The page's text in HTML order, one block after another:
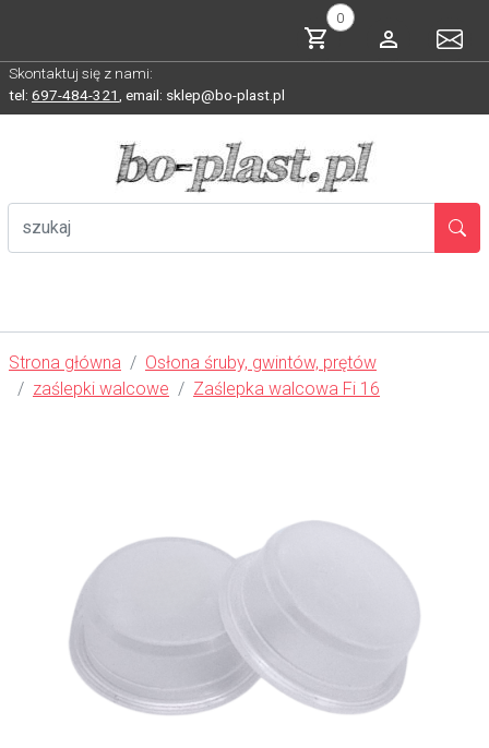
0
Skontaktuj się z nami:
tel: 697-484-321 email: sklep@bo-plast.pl
Strona główna
Osłona śruby, gwintów, prętów
zaślepki walcowe
Zaślepka walcowa Fi 16